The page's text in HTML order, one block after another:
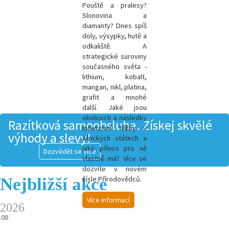
Pouště a pralesy?
Slonovina a
diamanty? Dnes spíš
doly, výsypky, hutě a
odkaliště. A
strategické suroviny
současného světa -
lithium, kobalt,
mangan, nikl, platina,
grafit a mnohé
další. Jaké jsou
okolnosti a následky
intenzivní těžby v
afrických státech a
jaký přínos pro ně
vlastně má? Více se
dozvíte v novém
čísle Přírodovědců.
Více informací
Razítková samoobsluha. Získej skvělé
výhody a slevy!
Dozvědět se více
Nejbližší akce
2026